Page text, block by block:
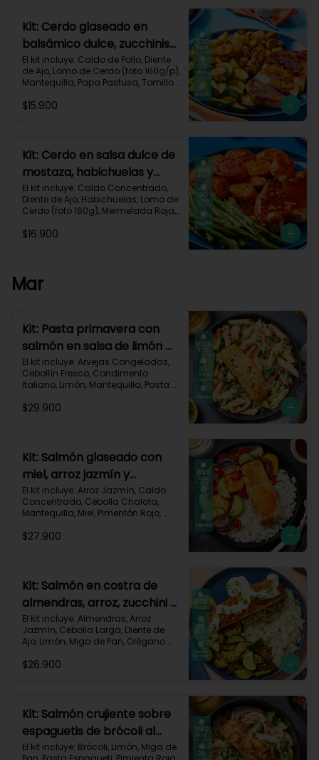
Carbohidratos 58g | Grasas 38g |
Proteínas 44g
Kit: Cerdo glaseado en
balsámico dulce, zucchinis
y papas al tomillo-57
El kit incluye: Caldo de Pollo, Diente
de Ajo, Lomo de Cerdo (foto 160g/p),
Mantequilla, Papa Pastusa, Tomillo
Verde, Receta Impresa.
$15.900
Kit: Cerdo en salsa dulce de
mostaza, habichuelas y
zanahorias asadas-133
El kit incluye: Caldo Concentrado,
Diente de Ajo, Habichuelas, Lomo de
Cerdo (foto 160g), Mermelada Roja,
Impresa.
$16.900
Mar
Kit: Pasta primavera con
salmón en salsa de limón y
vegetales asados-123
El kit incluye: Arvejas Congeladas,
Cebollín Fresco, Condimento
Italiano, Limón, Mantequilla, Pasta
Queso Parmesano, Salmón (120g/p
Carbohidratos 96g | Grasas 48g |
Proteínas 51g
$29.900
Kit: Salmón glaseado con
miel, arroz jazmín y
vegetales horneados-121
El kit incluye: Arroz Jazmín, Caldo
Concentrado, Cebolla Chalota,
Mantequilla, Miel, Pimentón Rojo,
Zanahoria, Zucchini Verde, Receta
Proteínas 35g
$27.900
Kit: Salmón en costra de
almendras, arroz, zucchini y
salsa de limón-126
El kit incluye: Almendras, Arroz
Jazmín, Cebolla Larga, Diente de
Ajo, Limón, Miga de Pan, Orégano
congelado), Sour Cream, Zucchini
Proteínas 36g
$26.900
Kit: Salmón crujiente sobre
espaguetis de brócoli al
limón-122
El kit incluye: Brócoli, Limón, Miga de